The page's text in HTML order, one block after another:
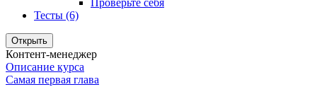
Проверьте себя
Тесты (6)
Открыть
Контент-менеджер
Описание курса
Самая первая глава